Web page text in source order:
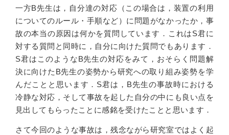
一方B先生は，自分達の対応（この場合は，装置の利用
についてのルール・手順など）に問題がなかったか，事
故の本当の原因は何かを質問しています．これはS君に
対する質問と同時に，自分に向けた質問でもあります．
S君はこのようなB先生の対応をみて，おそらく問題解
決に向けたB先生の姿勢から研究への取り組み姿勢を学
んだことと思います．S君は，B先生の事故時における
冷静な対応，そして事故を起した自分の中にも良い点を
見出してもらったことに感銘を受けたことと思います．
さて今回のような事故は，残念ながら研究室ではよく起